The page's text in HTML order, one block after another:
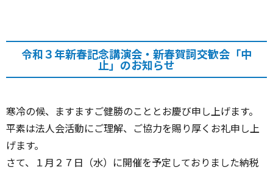
令和３年新春記念講演会・新春賀詞交歓会「中
止」のお知らせ
寒冷の候、ますますご健勝のこととお慶び申し上げます。
平素は法人会活動にご理解、ご協力を賜り厚くお礼申し上
げます。
さて、１月２７日（水）に開催を予定しておりました納税